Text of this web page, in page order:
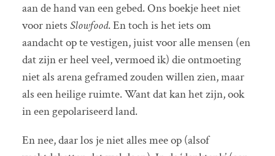
aan de hand van een gebed. Ons boekje heet niet
voor niets Slowfood. En toch is het iets om
aandacht op te vestigen, juist voor alle mensen (en
dat zijn er heel veel, vermoed ik) die ontmoeting
niet als arena geframed zouden willen zien, maar
als een heilige ruimte. Want dat kan het zijn, ook
in een gepolariseerd land.
En nee, daar los je niet alles mee op (alsof